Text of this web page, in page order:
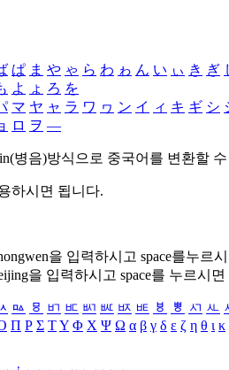
ぱ ま や ゃ ら わ ゎ ん い ぃ き ぎ
よ ょ ろ を
マ ヤ ャ ラ ワ ヮ ン イ ィ キ ギ シ
ロ ヲ ―
병음)방식으로 중국어를 변환할
하시면 됩니다.
을 입력하시고 space를누르
을 입력하시고 space를 누르시
ㅰ ㅱ ㅲ ㅳ ㅴ ㅵ ㅶ ㅷ ㅸ ㅹ ㅺ ㅻ
Π Ρ Σ ΤΥ Φ Χ Ψ Ω α β γ δ ε ζ η θ ι κ